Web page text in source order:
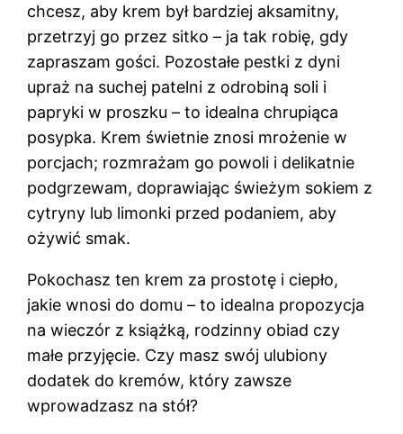
chcesz, aby krem był bardziej aksamitny,
przetrzyj go przez sitko – ja tak robię, gdy
zapraszam gości. Pozostałe pestki z dyni
upraż na suchej patelni z odrobiną soli i
papryki w proszku – to idealna chrupiąca
posypka. Krem świetnie znosi mrożenie w
porcjach; rozmrażam go powoli i delikatnie
podgrzewam, doprawiając świeżym sokiem z
cytryny lub limonki przed podaniem, aby
ożywić smak.
Pokochasz ten krem za prostotę i ciepło,
jakie wnosi do domu – to idealna propozycja
na wieczór z książką, rodzinny obiad czy
małe przyjęcie. Czy masz swój ulubiony
dodatek do kremów, który zawsze
wprowadzasz na stół?